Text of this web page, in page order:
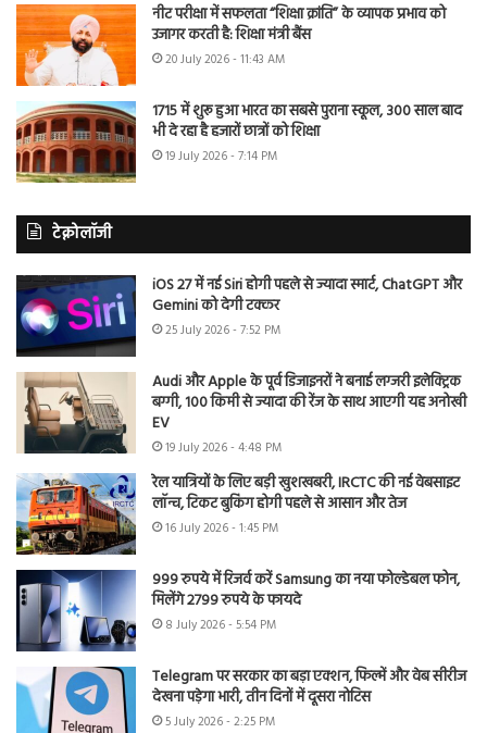
नीट परीक्षा में सफलता “शिक्षा क्रांति” के व्यापक प्रभाव को
उजागर करती है: शिक्षा मंत्री बैंस
20 July 2026 - 11:43 AM
1715 में शुरू हुआ भारत का सबसे पुराना स्कूल, 300 साल बाद
भी दे रहा है हजारों छात्रों को शिक्षा
19 July 2026 - 7:14 PM
टेक्नोलॉजी
iOS 27 में नई Siri होगी पहले से ज्यादा स्मार्ट, ChatGPT और
Gemini को देगी टक्कर
25 July 2026 - 7:52 PM
Audi और Apple के पूर्व डिजाइनरों ने बनाई लग्जरी इलेक्ट्रिक
बग्गी, 100 किमी से ज्यादा की रेंज के साथ आएगी यह अनोखी
EV
19 July 2026 - 4:48 PM
रेल यात्रियों के लिए बड़ी खुशखबरी, IRCTC की नई वेबसाइट
लॉन्च, टिकट बुकिंग होगी पहले से आसान और तेज
16 July 2026 - 1:45 PM
999 रुपये में रिजर्व करें Samsung का नया फोल्डेबल फोन,
मिलेंगे 2799 रुपये के फायदे
8 July 2026 - 5:54 PM
Telegram पर सरकार का बड़ा एक्शन, फिल्में और वेब सीरीज
देखना पड़ेगा भारी, तीन दिनों में दूसरा नोटिस
5 July 2026 - 2:25 PM